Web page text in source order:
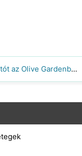
Hogyan együnk ketót az Olive Gardenben